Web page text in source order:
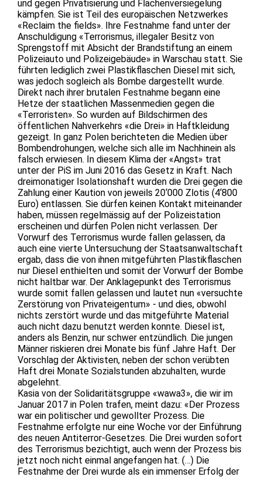
und gegen Privatisierung und Flächenversiegelung
kämpfen. Sie ist Teil des europäischen Netzwerkes
«Reclaim the fields». Ihre Festnahme fand unter der
Anschuldigung «Terrorismus, illegaler Besitz von
Sprengstoff mit Absicht der Brandstiftung an einem
Polizeiauto und Polizeigebäude» in Warschau statt. Sie
führten lediglich zwei Plastikflaschen Diesel mit sich,
was jedoch sogleich als Bombe dargestellt wurde.
Direkt nach ihrer brutalen Festnahme begann eine
Hetze der staatlichen Massenmedien gegen die
«Terroristen». So wurden auf Bildschirmen des
öffentlichen Nahverkehrs «die Drei» in Haftkleidung
gezeigt. In ganz Polen berichteten die Medien über
Bombendrohungen, welche sich alle im Nachhinein als
falsch erwiesen. In diesem Klima der «Angst» trat
unter der PiS im Juni 2016 das Gesetz in Kraft. Nach
dreimonatiger Isolationshaft wurden die Drei gegen die
Zahlung einer Kaution von jeweils 20‘000 Zlotis (4‘800
Euro) entlassen. Sie dürfen keinen Kontakt miteinander
haben, müssen regelmässig auf der Polizeistation
erscheinen und dürfen Polen nicht verlassen. Der
Vorwurf des Terrorismus wurde fallen gelassen, da
auch eine vierte Untersuchung der Staatsanwaltschaft
ergab, dass die von ihnen mitgeführten Plastikflaschen
nur Diesel enthielten und somit der Vorwurf der Bombe
nicht haltbar war. Der Anklagepunkt des Terrorismus
wurde somit fallen gelassen und lautet nun «versuchte
Zerstörung von Privateigentum» - und dies, obwohl
nichts zerstört wurde und das mitgeführte Material
auch nicht dazu benutzt werden konnte. Diesel ist,
anders als Benzin, nur schwer entzündlich. Die jungen
Männer riskieren drei Monate bis fünf Jahre Haft. Der
Vorschlag der Aktivisten, neben der schon verübten
Haft drei Monate Sozialstunden abzuhalten, wurde
abgelehnt.
Kasia von der Solidaritätsgruppe «wawa3», die wir im
Januar 2017 in Polen trafen, meint dazu: «Der Prozess
war ein politischer und gewollter Prozess. Die
Festnahme erfolgte nur eine Woche vor der Einführung
des neuen Antiterror-Gesetzes. Die Drei wurden sofort
des Terrorismus bezichtigt, auch wenn der Prozess bis
jetzt noch nicht einmal angefangen hat. (…) Die
Festnahme der Drei wurde als ein immenser Erfolg der